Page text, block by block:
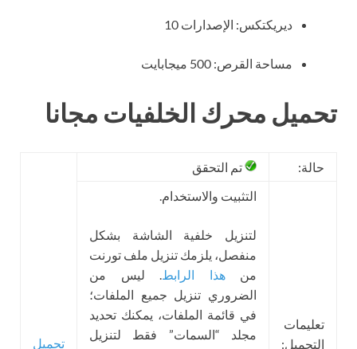
ديريكتكس: الإصدارات 10
مساحة القرص: 500 ميجابايت
تحميل محرك الخلفيات مجانا
حالة: تم التحقق
تحميل
تعليمات
التحميل:
التثبيت والاستخدام.
لتنزيل خلفية الشاشة بشكل
منفصل، يلزمك تنزيل ملف تورنت
منهذا الرابط
. ليس من
الضروري تنزيل جميع الملفات؛
في قائمة الملفات، يمكنك تحديد
مجلد “السمات” فقط لتنزيل